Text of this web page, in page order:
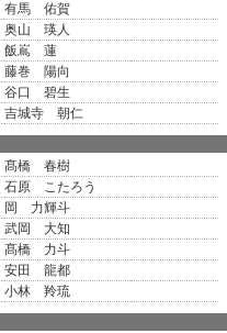
有馬 佑賀
奥山 瑛人
飯嶌 蓮
藤巻 陽向
谷口 碧生
吉城寺 朝仁
髙橋 春樹
石原 こたろう
岡 力輝斗
武岡 大知
髙橋 力斗
安田 龍都
小林 羚琉